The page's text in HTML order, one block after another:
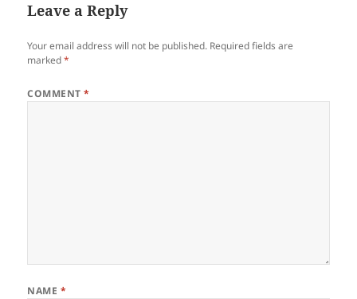
Leave a Reply
Your email address will not be published. Required fields are
marked*
COMMENT*
NAME *